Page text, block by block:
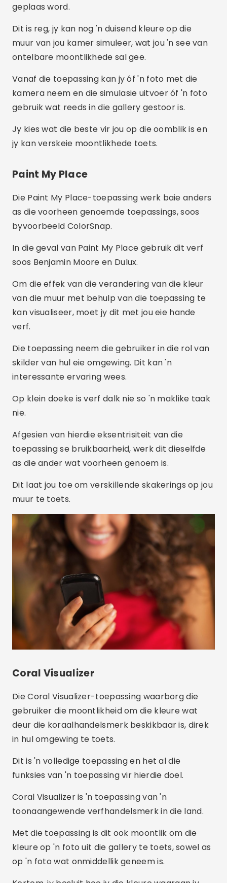
geplaas word.
Dit is reg, jy kan nog 'n duisend kleure op die
muur van jou kamer simuleer, wat jou 'n see van
ontelbare moontlikhede sal gee.
Vanaf die toepassing kan jy óf 'n foto met die
kamera neem en die simulasie uitvoer óf 'n foto
gebruik wat reeds in die gallery gestoor is.
Jy kies wat die beste vir jou op die oomblik is en
jy kan verskeie moontlikhede toets.
Paint My Place
Die Paint My Place-toepassing werk baie anders
as die voorheen genoemde toepassings, soos
byvoorbeeld ColorSnap.
In die geval van Paint My Place gebruik dit verf
soos Benjamin Moore en Dulux.
Om die effek van die verandering van die kleur
van die muur met behulp van die toepassing te
kan visualiseer, moet jy dit met jou eie hande
verf.
Die toepassing neem die gebruiker in die rol van
skilder van hul eie omgewing. Dit kan 'n
interessante ervaring wees.
Op klein doeke is verf dalk nie so 'n maklike taak
nie.
Afgesien van hierdie eksentrisiteit van die
toepassing se bruikbaarheid, werk dit dieselfde
as die ander wat voorheen genoem is.
Dit laat jou toe om verskillende skakerings op jou
muur te toets.
Coral Visualizer
Die Coral Visualizer-toepassing waarborg die
gebruiker die moontlikheid om die kleure wat
deur die koraalhandelsmerk beskikbaar is, direk
in hul omgewing te toets.
Dit is 'n volledige toepassing en het al die
funksies van 'n toepassing vir hierdie doel.
Coral Visualizer is 'n toepassing van 'n
toonaangewende verfhandelsmerk in die land.
Met die toepassing is dit ook moontlik om die
kleure op 'n foto uit die gallery te toets, sowel as
op 'n foto wat onmiddellik geneem is.